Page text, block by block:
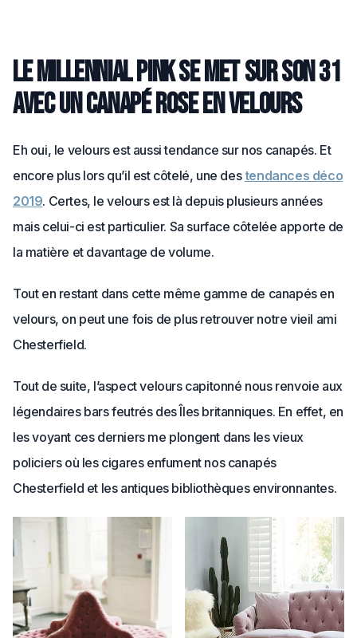
Le millennial pink se met sur son 31
avec un canapé rose en velours
Eh oui, le velours est aussi tendance sur nos canapés. Et
encore plus lors qu’il est côtelé, une des tendances déco
2019. Certes, le velours est là depuis plusieurs années
mais celui-ci est particulier. Sa surface côtelée apporte de
la matière et davantage de volume.
Tout en restant dans cette même gamme de canapés en
velours, on peut une fois de plus retrouver notre vieil ami
Chesterfield.
Tout de suite, l’aspect velours capitonné nous renvoie aux
légendaires bars feutrés des Îles britanniques. En effet, en
les voyant ces derniers me plongent dans les vieux
policiers où les cigares enfument nos canapés
Chesterfield et les antiques bibliothèques environnantes.